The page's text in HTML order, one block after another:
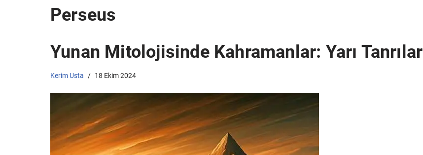
Perseus
Yunan Mitolojisinde Kahramanlar: Yarı Tanrılar
Kerim Usta 18 Ekim 2024